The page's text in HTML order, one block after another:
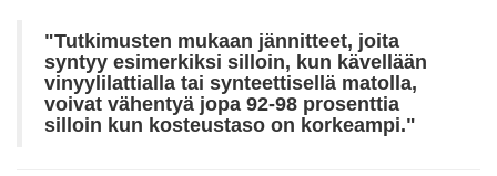
"Tutkimusten mukaan jännitteet, joita
syntyy esimerkiksi silloin, kun kävellään
vinyylilattialla tai synteettisellä matolla,
voivat vähentyä jopa 92-98 prosenttia
silloin kun kosteustaso on korkeampi."